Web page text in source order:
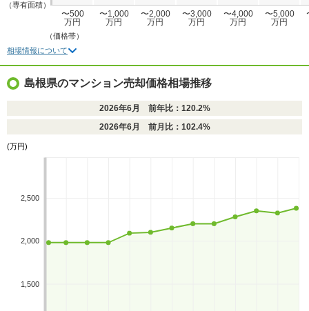
（専有面積）
〜500
万円
〜1,000
万円
〜2,000
万円
〜3,000
万円
〜4,000
万円
〜5,000
万円
（価格帯）
相場情報について
島根県のマンション売却価格相場推移
2026年6月 前年比：120.2%
2026年6月 前月比：102.4%
(万円)
2,500
2,000
1,500